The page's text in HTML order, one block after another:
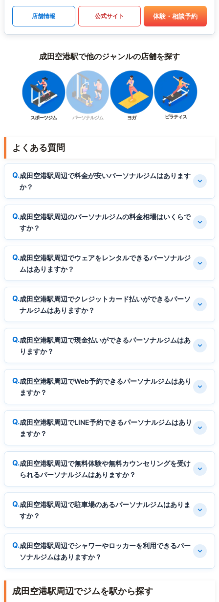
店舗情報 公式サイト 体験・相談予約
成田空港駅で他のジャンルの店舗を探す
スポーツジム パーソナルジム ヨガ ピラティス
よくある質問
成田空港駅周辺で料金が安いパーソナルジムはあります
か？
成田空港駅周辺のパーソナルジムの料金相場はいくらで
すか？
成田空港駅周辺でウェアをレンタルできるパーソナルジ
ムはありますか？
成田空港駅周辺でクレジットカード払いができるパーソ
ナルジムはありますか？
成田空港駅周辺で現金払いができるパーソナルジムはあ
りますか？
成田空港駅周辺でWeb予約できるパーソナルジムはあり
ますか？
成田空港駅周辺でLINE予約できるパーソナルジムはあり
ますか？
成田空港駅周辺で無料体験や無料カウンセリングを受け
られるパーソナルジムはありますか？
成田空港駅周辺で駐車場のあるパーソナルジムはありま
すか？
成田空港駅周辺でシャワーやロッカーを利用できるパー
ソナルジムはありますか？
成田空港駅周辺でジムを駅から探す